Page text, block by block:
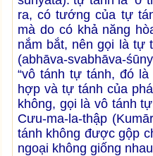
ra, có tướng của tự
mà do có khả năng
nắm bắt, nên gọi là tự
(abhāva-svabhāva-
“vô tánh tự tánh, đó
hợp và tự tánh của
không, gọi là vô tánh
Cưu-ma-la-thập
tánh không được gộp
ngoại không giống